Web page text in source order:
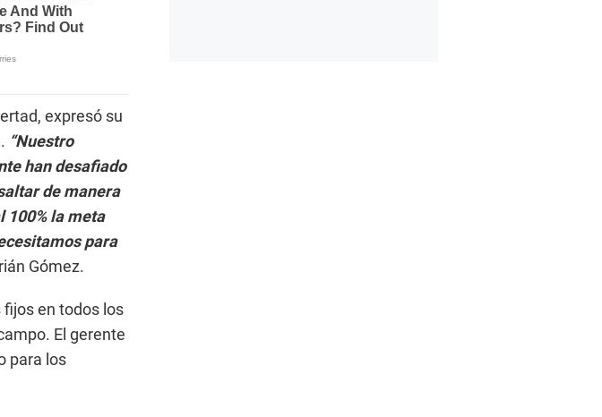
expresó su
“Nuestro
han desafiado
de manera
100% la meta
para
Gómez.
en todos los
El gerente
para los